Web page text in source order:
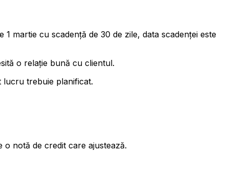
1 martie cu scadență de 30 de zile, data scadenței este
o relație bună cu clientul.
lucru trebuie planificat.
notă de credit care ajustează.